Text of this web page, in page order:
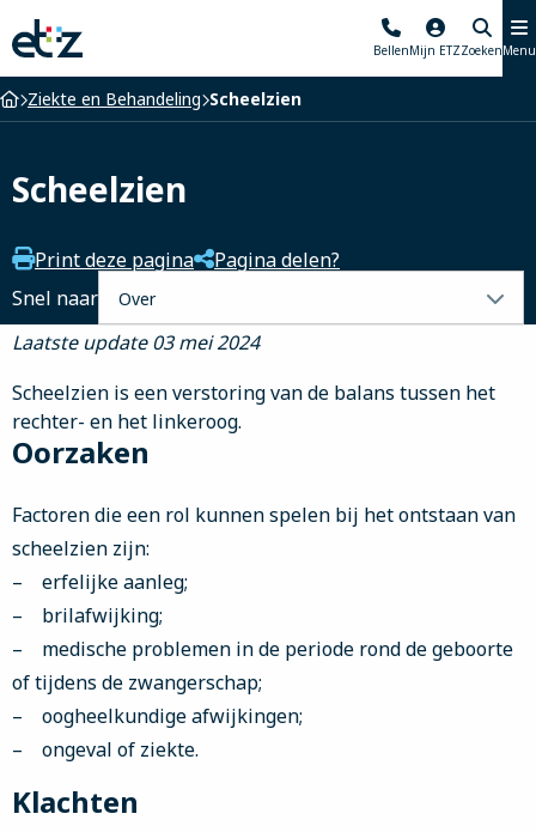
Elisabeth-
TweeSteden
Ziekenhuis
BellenMijn ETZZoekenMenu
Home
Ziekte en Behandeling Scheelzien
Scheelzien
Print deze pagina
Pagina delen?
Snel naar
tabblad
Laatste update 03 mei 2024
Scheelzien is een verstoring van de balans tussen het
rechter- en het linkeroog.
Oorzaken
Factoren die een rol kunnen spelen bij het ontstaan van
scheelzien zijn:
– erfelijke aanleg;
– brilafwijking;
– medische problemen in de periode rond de geboorte
of tijdens de zwangerschap;
– oogheelkundige afwijkingen;
– ongeval of ziekte.
Klachten